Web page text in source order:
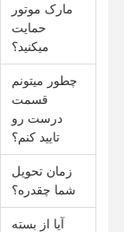
مارک موتور
حمایت
میکنید؟
چطور ميتونم
قسمت
درست رو
تاييد کنم؟
زمان تحویل
شما چقدره؟
آیا از بسته